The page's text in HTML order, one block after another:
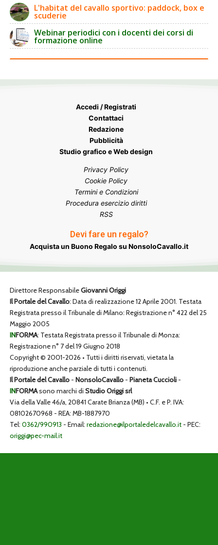
L'habitat del cavallo sportivo: paddock, box e
scuderie
Webinar periodici con i docenti dei corsi di
formazione online
Accedi / Registrati
Contattaci
Redazione
Pubblicità
Studio grafico e Web design
Privacy Policy
Cookie Policy
Termini e Condizioni
Procedura esercizio diritti
RSS
Devi fare un regalo?
Acquista un Buono Regalo su NonsoloCavallo.it
Direttore ResponsabileGiovanni Origgi
Il Portale del Cavallo: Data di realizzazione 12 Aprile 2001. Testata
Registrata presso il Tribunale di Milano: Registrazione n° 422 del 25
Maggio 2005
INFORMA: Testata Registrata presso il Tribunale di Monza:
Registrazione n° 7 del 19 Giugno 2018
Copyright © 2001-2026 • Tutti i diritti riservati, vietata la
riproduzione anche parziale di tutti i contenuti.
Il Portale del Cavallo - NonsoloCavallo - Pianeta Cuccioli -
INFORMAsono marchi di Studio Origgi srl
Via della Valle 46/a, 20841 Carate Brianza (MB) • C.F. e P. IVA:
08102670968 - REA: MB-1887970
Tel: 0362/990913 - Email: redazione@ilportaledelcavallo.it - PEC:
origgi@pec-mail.it